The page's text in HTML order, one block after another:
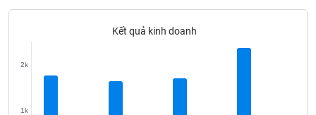
Kết quả kinh doanh
1k
2kTất cả
Tin